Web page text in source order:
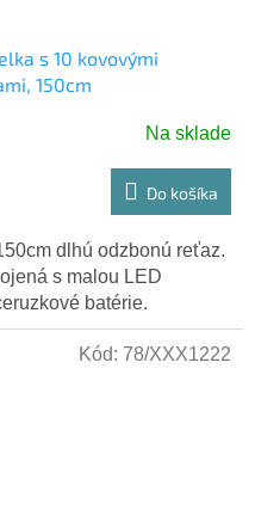
s 10 kovovými
150cm
Na sklade
Do košíka
dlhú odzbonú reťaz.
s malou LED
batérie.
Kód: 78/XXX1222